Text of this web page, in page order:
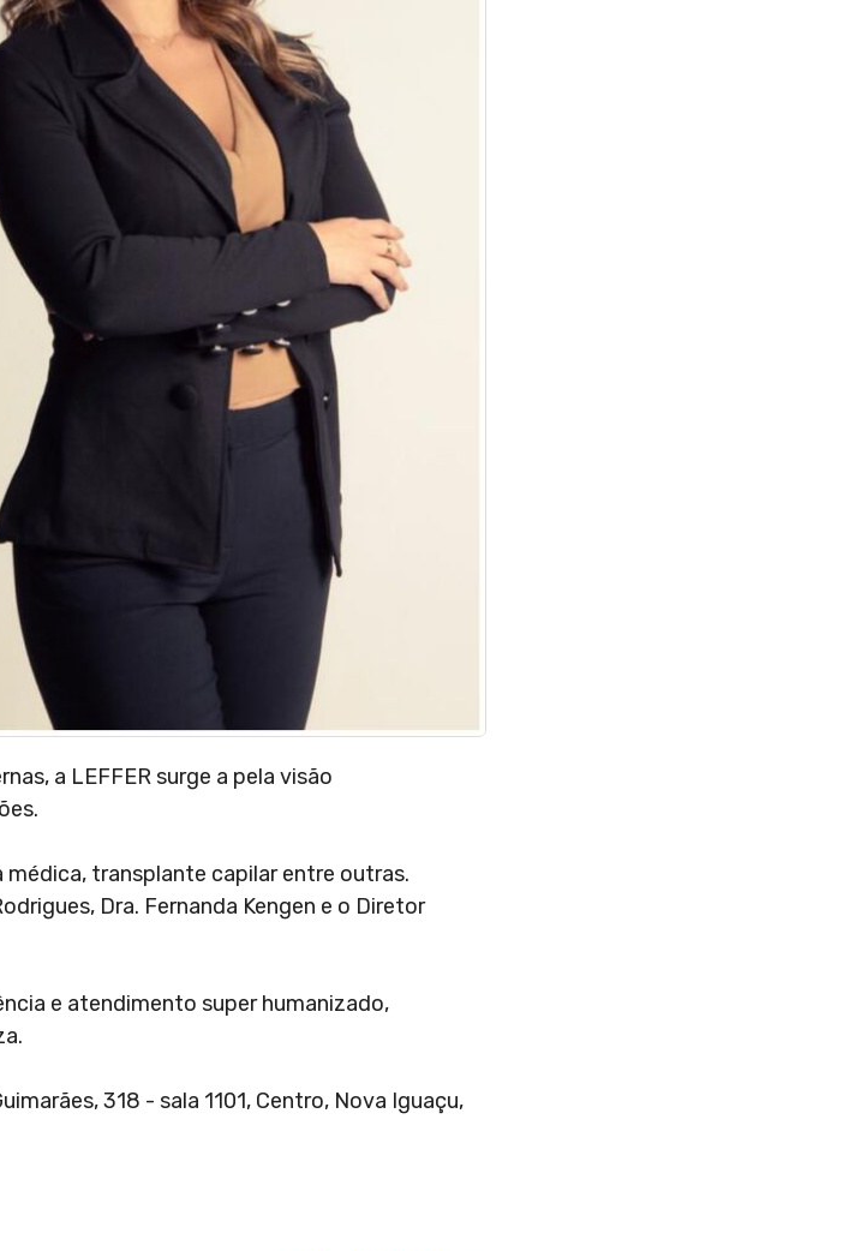
a LEFFER surge a pela visão
transplante capilar entre outras.
Dra. Fernanda Kengen e o Diretor
e atendimento super humanizado,
318 - sala 1101, Centro, Nova Iguaçu,